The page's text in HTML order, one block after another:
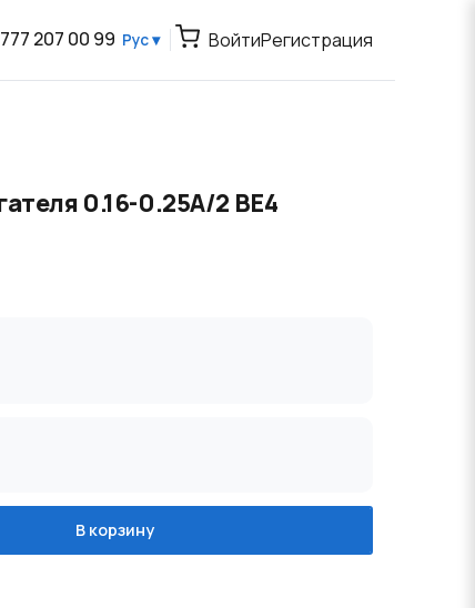
207 00 99 Рус ▾ ВойтиРегистрация
0.16-0.25А/2 BE4
В корзину